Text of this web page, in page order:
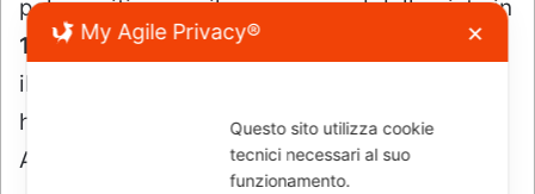
My Agile Privacy® ✕
Questo sito utilizza cookie
tecnici necessari al suo
funzionamento.